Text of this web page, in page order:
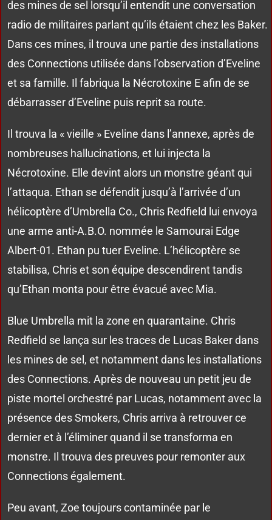
des mines de sel lorsqu’il entendit une conversation
radio de militaires parlant qu’ils étaient chez les Baker.
Dans ces mines, il trouva une partie des installations
des Connections utilisée dans l’observation d’Eveline
et sa famille. Il fabriqua la Nécrotoxine E afin de se
débarrasser d’Eveline puis reprit sa route.
Il trouva la « vieille » Eveline dans l’annexe, après de
nombreuses hallucinations, et lui injecta la
Nécrotoxine. Elle devint alors un monstre géant qui
l’attaqua. Ethan se défendit jusqu’à l’arrivée d’un
hélicoptère d’Umbrella Co., Chris Redfield lui envoya
une arme anti-A.B.O. nommée le Samourai Edge
Albert-01. Ethan pu tuer Eveline. L’hélicoptère se
stabilisa, Chris et son équipe descendirent tandis
qu’Ethan monta pour être évacué avec Mia.
Blue Umbrella mit la zone en quarantaine. Chris
Redfield se lança sur les traces de Lucas Baker dans
les mines de sel, et notamment dans les installations
des Connections. Après de nouveau un petit jeu de
piste mortel orchestré par Lucas, notamment avec la
présence des Smokers, Chris arriva à retrouver ce
dernier et à l’éliminer quand il se transforma en
monstre. Il trouva des preuves pour remonter aux
Connections également.
Peu avant, Zoe toujours contaminée par le